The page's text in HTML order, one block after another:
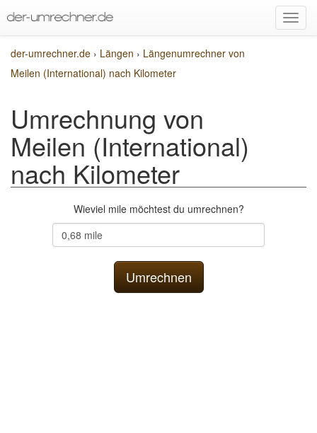
der-umrechner.de › Längen › Längenumrechner von
Meilen (International) nach Kilometer
Umrechnung von
Meilen (International)
nach Kilometer
Wieviel mile möchtest du umrechnen?